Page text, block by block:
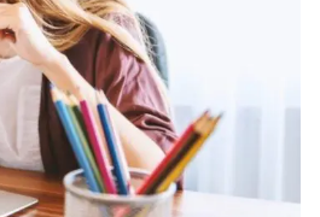
株に投資できない
大きくないと効果が小さ
いている人